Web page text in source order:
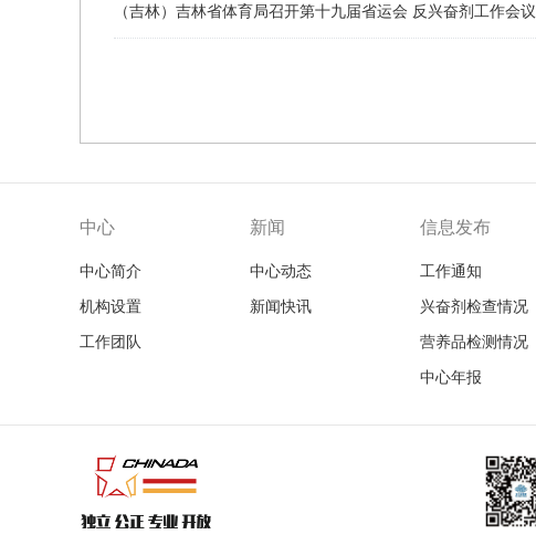
（吉林）吉林省体育局召开第十九届省运会 反兴奋剂工作会议
中心
中心简介
机构设置
工作团队
新闻
中心动态
新闻快讯
信息发布
工作通知
兴奋剂检查情况
营养品检测情况
中心年报